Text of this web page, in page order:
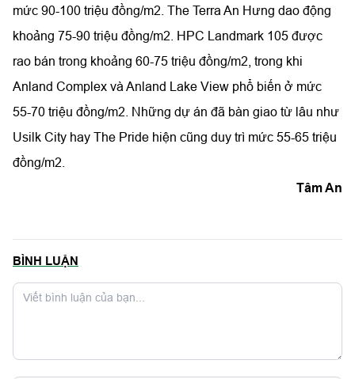
mức 90-100 triệu đồng/m2. The Terra An Hưng dao động
khoảng 75-90 triệu đồng/m2. HPC Landmark 105 được
rao bán trong khoảng 60-75 triệu đồng/m2, trong khi
Anland Complex và Anland Lake View phổ biến ở mức
55-70 triệu đồng/m2. Những dự án đã bàn giao từ lâu như
Usilk City hay The Pride hiện cũng duy trì mức 55-65 triệu
đồng/m2.
Tâm An
BÌNH LUẬN